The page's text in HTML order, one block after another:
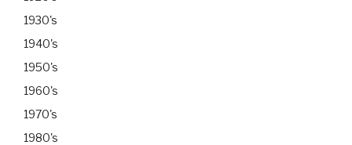
1930's
1940's
1950's
1960's
1970's
1980's